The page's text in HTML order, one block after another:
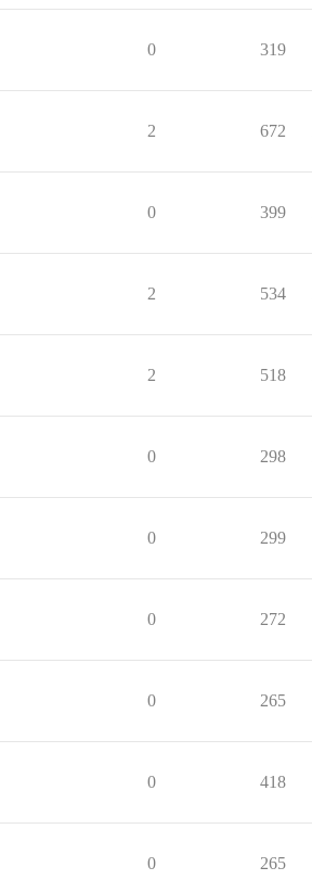
0 319
2 672
0 399
2 534
2 518
0 298
0 299
0 272
0 265
0 418
0 265